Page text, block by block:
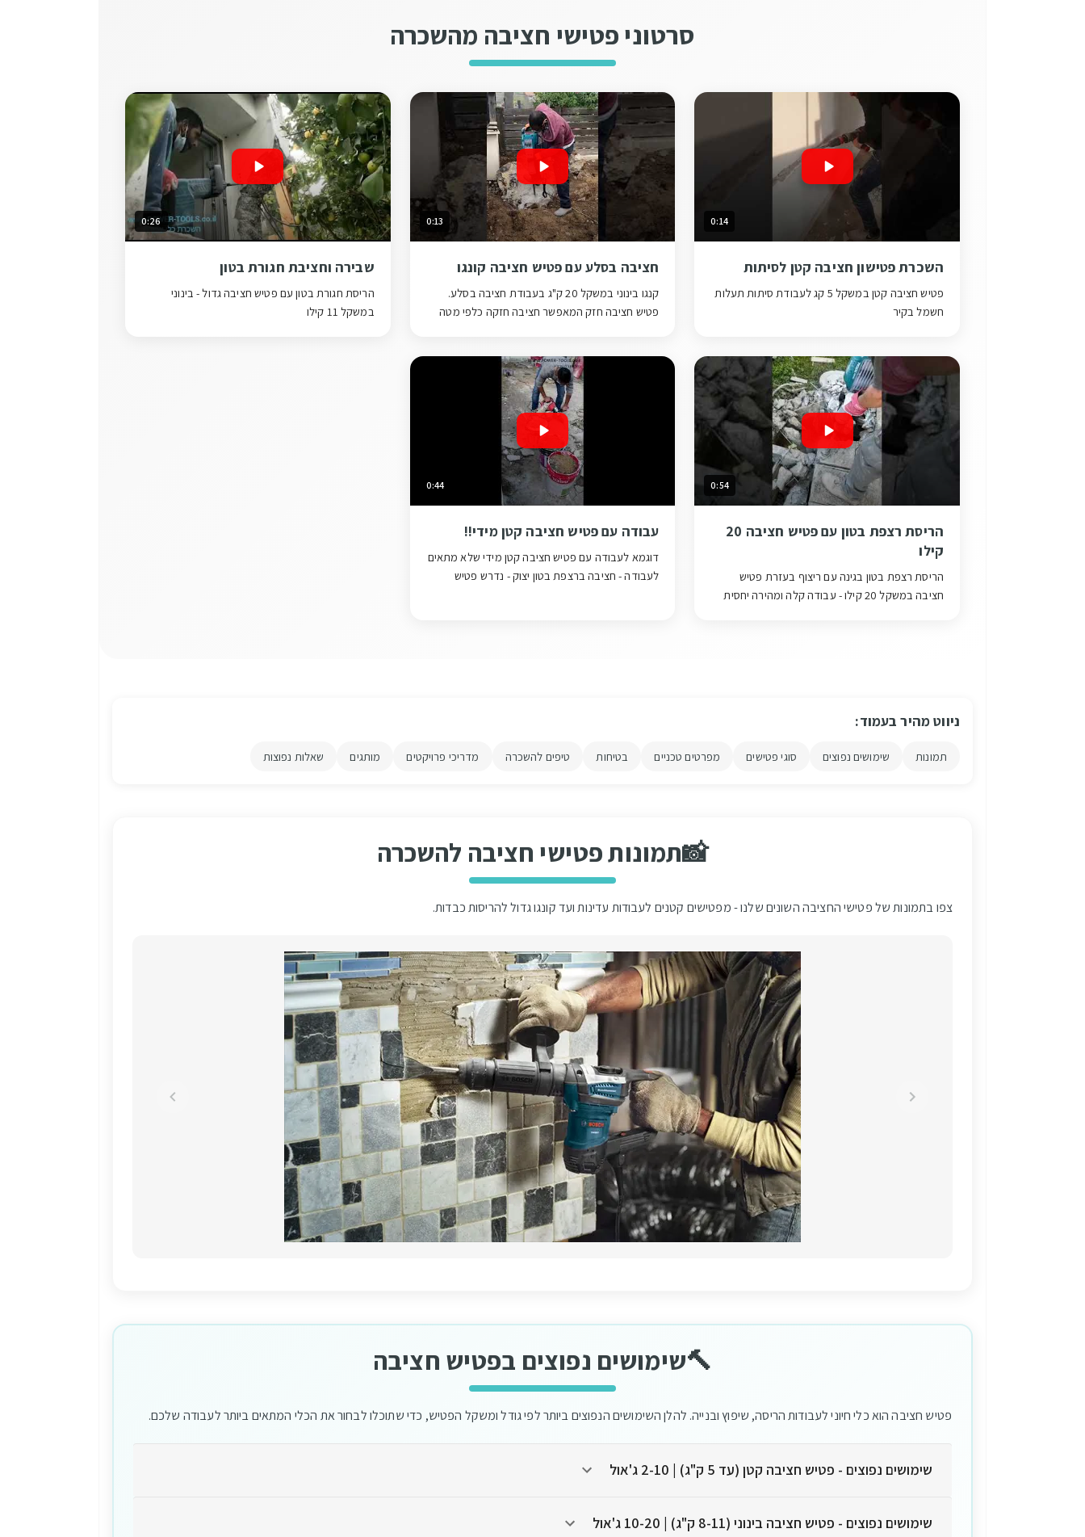
סרטוני פטישי חציבה מהשכרה
0:14
השכרת פטישון חציבה קטן לסיתות
פטיש חציבה קטן במשקל 5 קג לעבודת סיתות תעלות
חשמל בקיר
0:13
חציבה בסלע עם פטיש חציבה קונגו
קנגו בינוני במשקל 20 ק"ג בעבודת חציבה בסלע.
פטיש חציבה חזק המאפשר חציבה חזקה כלפי מטה
0:26
שבירה וחציבת חגורת בטון
הריסת חגורת בטון עם פטיש חציבה גדול - בינוני
במשקל 11 קילו
0:54
הריסת רצפת בטון עם פטיש חציבה 20
קילו
הריסת רצפת בטון בגינה עם ריצוף בעזרת פטיש
חציבה במשקל 20 קילו - עבודה קלה ומהירה יחסית
0:44
עבודה עם פטיש חציבה קטן מידי!!
דוגמא לעבודה עם פטיש חציבה קטן מידי שלא מתאים
לעבודה - חציבה ברצפת בטון יצוק - נדרש פטיש
ניווט מהיר בעמוד:
תמונות שימושים נפוצים סוגי פטישים מפרטים טכניים בטיחות טיפים להשכרה מדריכי פרויקטים מותגים שאלות נפוצות
📸תמונות פטישי חציבה להשכרה
צפו בתמונות של פטישי החציבה השונים שלנו - מפטישים קטנים לעבודות עדינות ועד קונגו גדול להריסות כבדות.
🔨שימושים נפוצים בפטיש חציבה
פטיש חציבה הוא כלי חיוני לעבודות הריסה, שיפוץ ובנייה. להלן השימושים הנפוצים ביותר לפי גודל ומשקל הפטיש, כדי שתוכלו לבחור את הכלי המתאים ביותר לעבודה שלכם.
שימושים נפוצים - פטיש חציבה קטן (עד 5 ק"ג) | 2-10 ג'אול
שימושים נפוצים - פטיש חציבה בינוני (8-11 ק"ג) | 10-20 ג'אול